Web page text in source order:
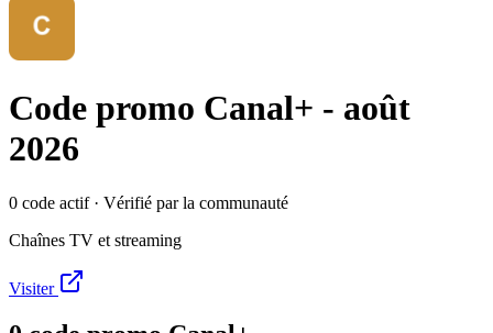
Code promo Canal+ - août
2026
0 code actif· Vérifié par la communauté
Chaînes TV et streaming
Visiter